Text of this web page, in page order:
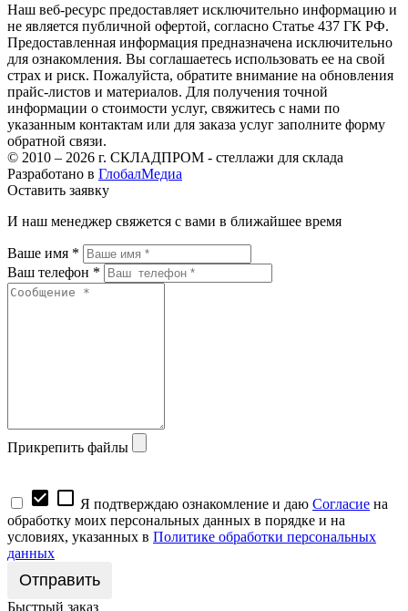
Наш веб-ресурс предоставляет исключительно информацию и
не является публичной офертой, согласно Статье 437 ГК РФ.
Предоставленная информация предназначена исключительно
для ознакомления. Вы соглашаетесь использовать ее на свой
страх и риск. Пожалуйста, обратите внимание на обновления
прайс-листов и материалов. Для получения точной
информации о стоимости услуг, свяжитесь с нами по
указанным контактам или для заказа услуг заполните форму
обратной связи.
© 2010 – 2026 г. СКЛАДПРОМ - стеллажи для склада
Разработано в ГлобалМедиа
Оставить заявку
И наш менеджер свяжется с вами в ближайшее время
Ваше имя *
Ваш телефон *
Прикрепить файлы
check_box check_box_outline_blank Я подтверждаю ознакомление и даю Согласие на
обработку моих персональных данных в порядке и на
условиях, указанных в Политике обработки персональных
данных
Быстрый заказ